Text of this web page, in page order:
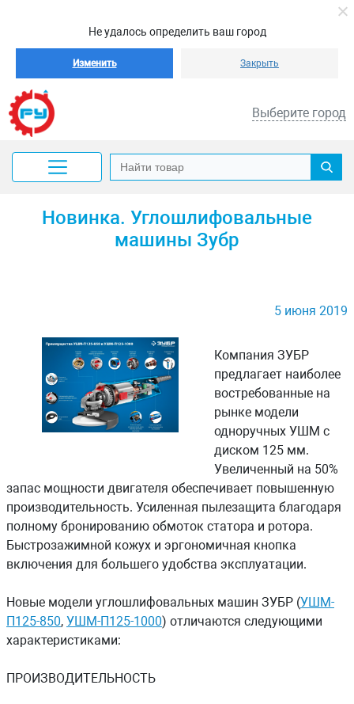
Не удалось определить ваш город
Изменить Закрыть
Выберите город
Новинка. Углошлифовальные
машины Зубр
5 июня 2019
Компания ЗУБР
предлагает наиболее
востребованные на
рынке модели
одноручных УШМ с
диском 125 мм.
Увеличенный на 50%
запас мощности двигателя обеспечивает повышенную
производительность. Усиленная пылезащита благодаря
полному бронированию обмоток статора и ротора.
Быстрозажимной кожух и эргономичная кнопка
включения для большего удобства эксплуатации.
Новые модели углошлифовальных машин ЗУБР (УШМ-
П125-850, УШМ-П125-1000) отличаются следующими
характеристиками:
ПРОИЗВОДИТЕЛЬНОСТЬ